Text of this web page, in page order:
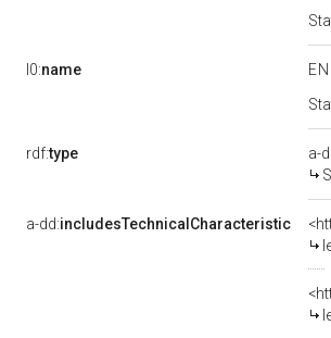
l0:name EN
rdf:type
a-
a-dd:includesTechnicalCharacteristic